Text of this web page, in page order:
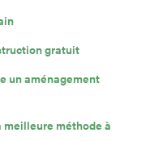
gratuit
un aménagement
meilleure méthode à